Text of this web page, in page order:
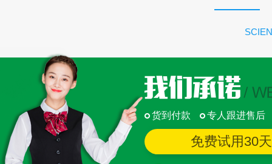
货到付款 专人跟进售后
免费试用30